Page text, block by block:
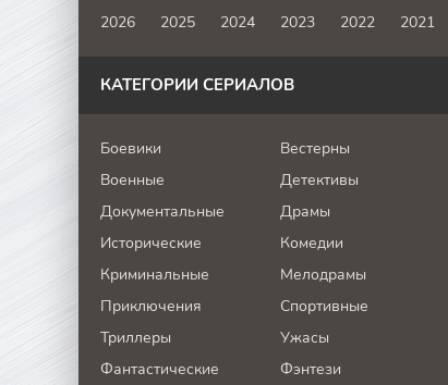
2026 2025 2024 2023 2022 2021
КАТЕГОРИИ СЕРИАЛОВ
Боевики
Вестерны
Военные
Детективы
Документальные
Драмы
Исторические
Комедии
Криминальные
Мелодрамы
Приключения
Спортивные
Триллеры
Ужасы
Фантастические
Фэнтези